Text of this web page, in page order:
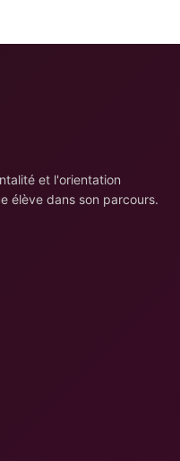
et l'orientation
élève dans son parcours.